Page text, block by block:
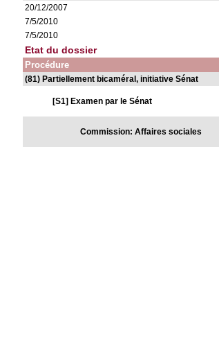
20/12/2007
7/5/2010
7/5/2010
Etat du dossier
Procédure
(81) Partiellement bicaméral, initiative Sénat
[S1] Examen par le Sénat
Commission: Affaires sociales